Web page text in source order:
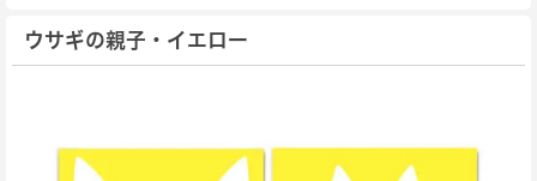
ウサギの親子・イエロー